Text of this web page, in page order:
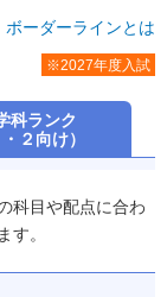
ボーダーラインとは
※2027年度入試
科ランク
・２向け）
科目や配点に合わ
す。